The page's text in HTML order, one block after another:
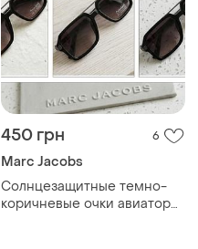
450 грн 6
Marc Jacobs
Солнцезащитные темно-
коричневые очки авиаторы,